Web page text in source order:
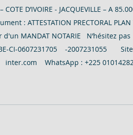
COTE D’IVOIRE - JACQUEVILLE – A
: ATTESTATION PRECTORAL
d'un MANDAT NOTARIE   N’hésitez
CI-0607231705    -2007231055
inter.com    WhatsApp : +225